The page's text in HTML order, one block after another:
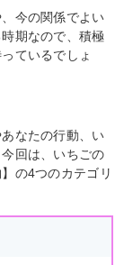
今の関係でよい
期なので、積極
ているでしょ
なたの行動、い
回は、いちごの
の4つのカテゴリ